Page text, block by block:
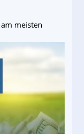
meisten